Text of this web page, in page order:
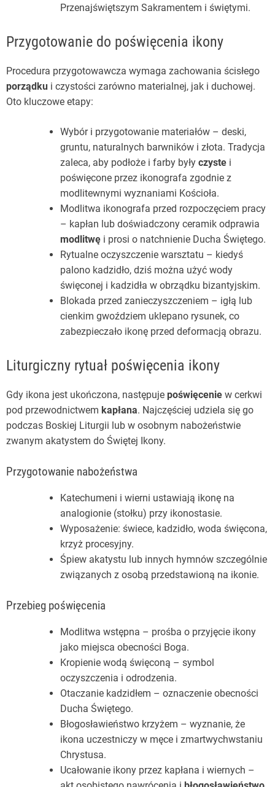
Przenajświętszym Sakramentem i świętymi.
Przygotowanie do poświęcenia ikony
Procedura przygotowawcza wymaga zachowania ścisłego
porządku i czystości zarówno materialnej, jak i duchowej.
Oto kluczowe etapy:
Wybór i przygotowanie materiałów – deski,
gruntu, naturalnych barwników i złota. Tradycja
zaleca, aby podłoże i farby były czyste i
poświęcone przez ikonografa zgodnie z
modlitewnymi wyznaniami Kościoła.
Modlitwa ikonografa przed rozpoczęciem pracy
– kapłan lub doświadczony ceramik odprawia
modlitwę i prosi o natchnienie Ducha Świętego.
Rytualne oczyszczenie warsztatu – kiedyś
palono kadzidło, dziś można użyć wody
święconej i kadzidła w obrządku bizantyjskim.
Blokada przed zanieczyszczeniem – igłą lub
cienkim gwoździem uklepano rysunek, co
zabezpieczało ikonę przed deformacją obrazu.
Liturgiczny rytuał poświęcenia ikony
Gdy ikona jest ukończona, następuje poświęcenie w cerkwi
pod przewodnictwem kapłana. Najczęściej udziela się go
podczas Boskiej Liturgii lub w osobnym nabożeństwie
zwanym akatystem do Świętej Ikony.
Przygotowanie nabożeństwa
Katechumeni i wierni ustawiają ikonę na
analogionie (stołku) przy ikonostasie.
Wyposażenie: świece, kadzidło, woda święcona,
krzyż procesyjny.
Śpiew akatystu lub innych hymnów szczególnie
związanych z osobą przedstawioną na ikonie.
Przebieg poświęcenia
Modlitwa wstępna – prośba o przyjęcie ikony
jako miejsca obecności Boga.
Kropienie wodą święconą – symbol
oczyszczenia i odrodzenia.
Otaczanie kadzidłem – oznaczenie obecności
Ducha Świętego.
Błogosławieństwo krzyżem – wyznanie, że
ikona uczestniczy w męce i zmartwychwstaniu
Chrystusa.
Ucałowanie ikony przez kapłana i wiernych –